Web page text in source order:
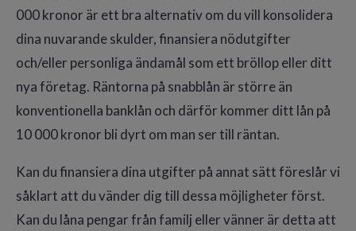
000 kronor är ett bra alternativ om du vill konsolidera
dina nuvarande skulder, finansiera nödutgifter
och/eller personliga ändamål som ett bröllop eller ditt
nya företag. Räntorna på snabblån är större än
konventionella banklån och därför kommer ditt lån på
10 000 kronor bli dyrt om man ser till räntan.
Kan du finansiera dina utgifter på annat sätt föreslår vi
såklart att du vänder dig till dessa möjligheter först.
Kan du låna pengar från familj eller vänner är detta att